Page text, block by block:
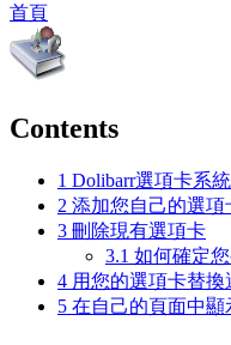
首頁
Contents
1 Dolibarr選項卡系統
2 添加您自己的選項
3 刪除現有選項卡
3.1 如何確定
4 用您的選項卡替換
5 在自己的頁面中顯